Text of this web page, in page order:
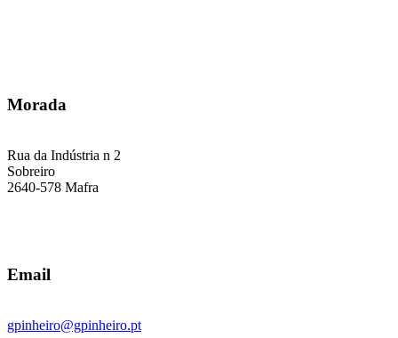
Morada
Rua da Indústria n 2
Sobreiro
2640-578 Mafra
Email
gpinheiro@gpinheiro.pt